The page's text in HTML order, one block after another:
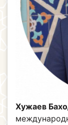
Хужаев